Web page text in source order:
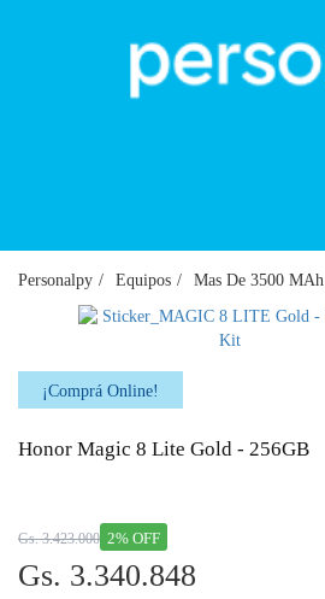
Personalpy Equipos Mas De 3500 MAh
¡Comprá Online!
Honor Magic 8 Lite Gold - 256GB
2% OFF
Gs. 3.423.000
Gs. 3.340.848